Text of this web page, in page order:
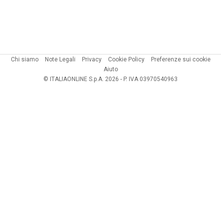
Chi siamo Note Legali Privacy Cookie Policy
Preferenze sui cookie
Aiuto
© ITALIAONLINE S.p.A. 2026 - P. IVA 03970540963